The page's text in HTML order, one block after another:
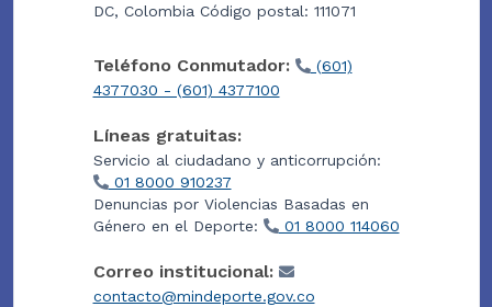
DC, Colombia Código postal: 111071
Teléfono Conmutador:
(601)
4377030 - (601) 4377100
Líneas gratuitas:
Servicio al ciudadano y anticorrupción:
01 8000 910237
Denuncias por Violencias Basadas en
Género en el Deporte:
01 8000 114060
Correo institucional:
contacto@mindeporte.gov.co